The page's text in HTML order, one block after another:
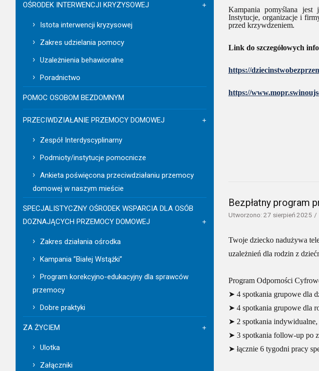
Kampania pomyślana jest
Instytucje, organizacje i
przed krzywdzeniem.
Link do szczegółowych
https://
https://
Bezpłatny program
Utworzono: 27 sierpień 2025
Twoje dziecko nadużywa
uzależnień dla rodzin z
Program Odporności
➤ 4 spotkania grupowe dla
➤ 4 spotkania grupowe dla
➤ 2 spotkania indywidualne,
➤ 3 spotkania follow-up po
➤ łącznie 6 tygodni pracy
OŚRODEK INTERWENCJI KRYZYSOWEJ
Istota interwencji kryzysowej
Zakres udzielania pomocy
Uzależnienia behawioralne
Poradnictwo
POMOC OSOBOM BEZDOMNYM
PRZECIWDZIAŁANIE PRZEMOCY DOMOWEJ
Zespół Interdyscyplinarny
Podmioty/instytucje pomocnicze
Ankieta poświęcona przeciwdziałaniu przemocy
domowej w naszym mieście
SPECJALISTYCZNY OŚRODEK WSPARCIA DLA OSÓB
DOZNAJĄCYCH PRZEMOCY DOMOWEJ
Zakres działania ośrodka
Kampania ”Białej Wstążki”
Program korekcyjno-edukacyjny dla sprawców
przemocy
Dobre praktyki
ZA ŻYCIEM
Ulotka
Załączniki